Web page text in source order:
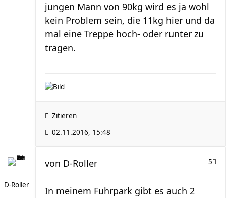
jungen Mann von 90kg wird es ja wohl
kein Problem sein, die 11kg hier und da
mal eine Treppe hoch- oder runter zu
tragen.
Zitieren
02.11.2016, 15:48
D-Roller
5
von D-Roller
In meinem Fuhrpark gibt es auch 2